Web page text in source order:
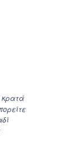
κρατά